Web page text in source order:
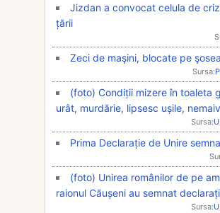
Jizdan a convocat celula de
țării
Zeci de maşini, blocate pe
Sursa:
(foto) Condiții mizere în toaleta
urât, murdărie, lipsesc ușile,
Sursa:
Prima Declarație de Unire
(foto) Unirea românilor de pe
raionul Căușeni au semnat
Sursa: